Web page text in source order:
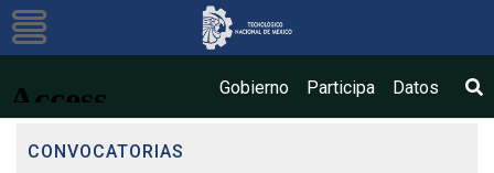
Gobierno Participa Datos
CONVOCATORIAS